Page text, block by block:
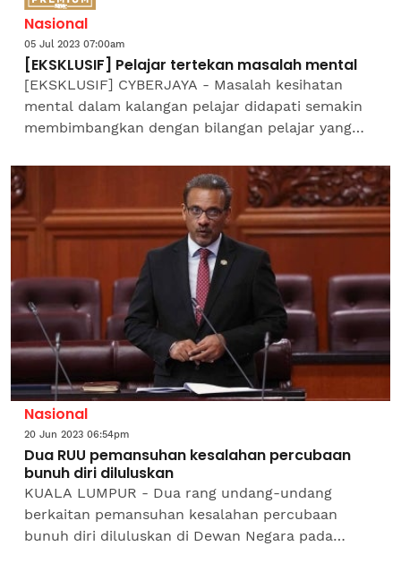
Nasional
05 Jul 2023 07:00am
[EKSKLUSIF] Pelajar tertekan masalah mental
[EKSKLUSIF] CYBERJAYA - Masalah kesihatan
mental dalam kalangan pelajar didapati semakin
membimbangkan dengan bilangan pelajar yang
meningkat kepada 13.1...
Nasional
20 Jun 2023 06:54pm
Dua RUU pemansuhan kesalahan percubaan
bunuh diri diluluskan
KUALA LUMPUR - Dua rang undang-undang
berkaitan pemansuhan kesalahan percubaan
bunuh diri diluluskan di Dewan Negara pada